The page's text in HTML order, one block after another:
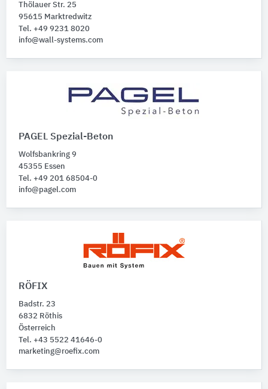
Thölauer Str. 25
95615 Marktredwitz
Tel. +49 9231 8020
info@wall-systems.com
PAGEL Spezial-Beton
Wolfsbankring 9
45355 Essen
Tel. +49 201 68504-0
info@pagel.com
RÖFIX
Badstr. 23
6832 Röthis
Österreich
Tel. +43 5522 41646-0
marketing@roefix.com